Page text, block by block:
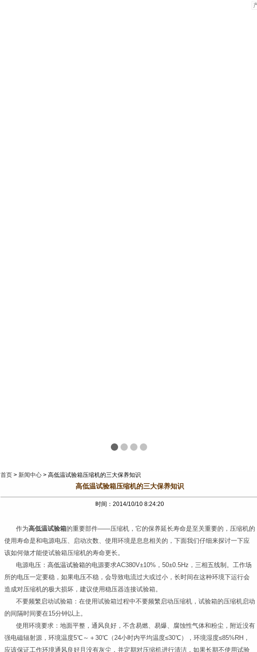
首页 > 新闻中心 > 高低温试验箱压缩机的三大保养知识
高低温试验箱压缩机的三大保养知识
时间：2014/10/10 8:24:20
作为高低温试验箱的重要部件——压缩机，它的保养延长寿命是至关重要的，压缩机的
使用寿命是和电源电压、启动次数、使用环境是息息相关的，下面我们仔细来探讨一下应
该如何做才能使试验箱压缩机的寿命更长。
电源电压： 高低温试验箱的电源要求AC380V±10%，50±0.5Hz，三相五线制。工作场
所的电压一定要稳，如果电压不稳，会导致电流过大或过小，长时间在这种环境下运行会
造成对压缩机的极大损坏，建议使用稳压器连接试验箱。
不要频繁启动试验箱：在使用试验箱过程中不要频繁启动压缩机，试验箱的压缩机启动
的间隔时间要在15分钟以上。
使用环境要求：地面平整，通风良好，不含易燃、易爆、腐蚀性气体和粉尘，附近没有
强电磁辐射源，环境温度5℃～＋30℃（24小时内平均温度≤30℃），环境湿度≤85%RH，
应该保证工作环境通风良好且没有灰尘，并定期对压缩机进行清洁，如果长期不使用试验